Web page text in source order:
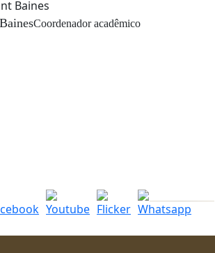
Coordenador acadêmico